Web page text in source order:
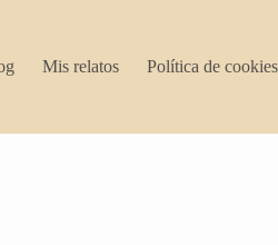
Mis relatos Política de